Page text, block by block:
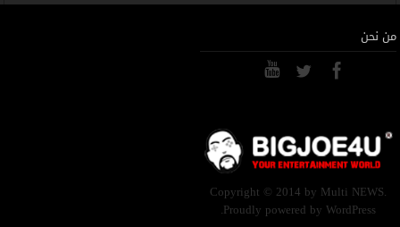
من نحن
Copyright © 2014 by Multi NEWS.
Proudly powered by WordPress.